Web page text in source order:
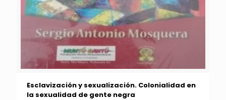
Esclavización y sexualización. Colonialidad en
la sexualidad de gente negra